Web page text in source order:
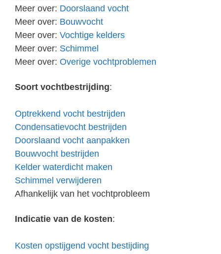
Meer over: Doorslaand vocht
Meer over: Bouwvocht
Meer over: Vochtige kelders
Meer over: Schimmel
Meer over: Overige vochtproblemen
Soort vochtbestrijding:
Optrekkend vocht bestrijden
Condensatievocht bestrijden
Doorslaand vocht aanpakken
Bouwvocht bestrijden
Kelder waterdicht maken
Schimmel verwijderen
Afhankelijk van het vochtprobleem
Indicatie van de kosten:
Kosten opstijgend vocht bestijding